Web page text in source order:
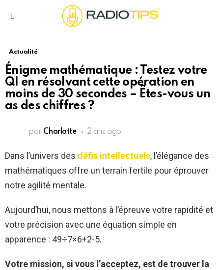
Actualité
Énigme mathématique : Testez votre
QI en résolvant cette opération en
moins de 30 secondes – Êtes-vous un
as des chiffres ?
par Charlotte 2 ans ago
Dans l’univers des défis intellectuels, l’élégance des
mathématiques offre un terrain fertile pour éprouver
notre agilité mentale.
Aujourd’hui, nous mettons à l’épreuve votre rapidité et
votre précision avec une équation simple en
apparence : 49÷7×6+2-5.
Votre mission, si vous l’acceptez, est de trouver la